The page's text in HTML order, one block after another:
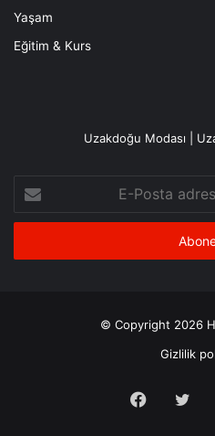
Yaşam
Eğitim & Kurs
Uzakdoğu Modası |
Posta
adresinizi
© Copyright 2026
Gizlilik
X